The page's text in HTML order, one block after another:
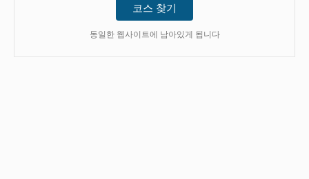
코스 찾기
동일한 웹사이트에 남아있게 됩니다